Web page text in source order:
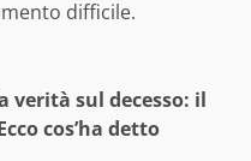
difficile.
verità sul decesso: il
cos’ha detto